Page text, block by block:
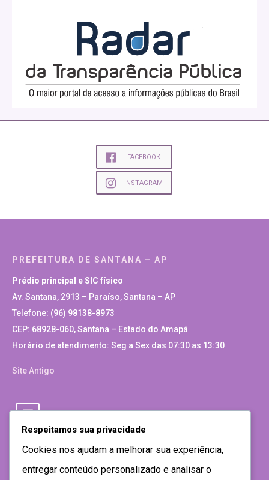
FACEBOOK
INSTAGRAM
PREFEITURA DE SANTANA – AP
Prédio principal e SIC físico
Av. Santana, 2913 – Paraíso, Santana – AP
Telefone: (96) 98138-8973
CEP: 68928-060, Santana – Estado do Amapá
Horário de atendimento: Seg a Sex das 07:30 as 13:30
Site Antigo
Respeitamos sua privacidade
Cookies nos ajudam a melhorar sua experiência,
entregar conteúdo personalizado e analisar o